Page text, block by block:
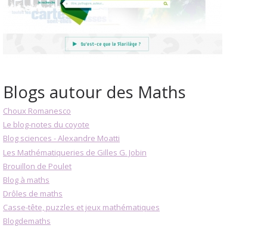
Blogs autour des Maths
Choux Romanesco
Le blog-notes du coyote
Blog sciences - Alexandre Moatti
Les Mathématiqueries de Gilles G. Jobin
Brouillon de Poulet
Blog à maths
Drôles de maths
Casse-tête, puzzles et jeux mathématiques
Blogdemaths